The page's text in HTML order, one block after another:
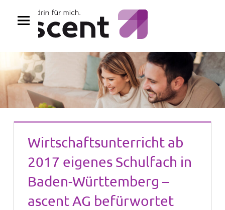
Inhalt
Wirtschaftsunterricht ab
2017 eigenes Schulfach in
Baden-Württemberg –
ascent AG befürwortet